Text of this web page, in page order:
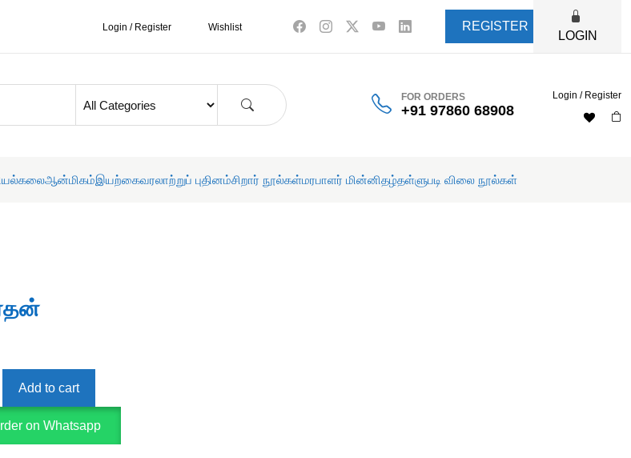
Login / Register Wishlist REGISTER
LOGIN
FOR ORDERS
+91 97860 68908
Login / Register
கலைஆன்மிகம்இயற்கைவரலாற்றுப் புதினம்சிறார் நூல்கள்மரபாளர் மின்னிதழ்தள்ளுபடி விலை நூல்கள்
Add to cart
on Whatsapp